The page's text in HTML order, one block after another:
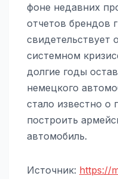
фоне недавних
отчетов брендов
свидетельствует
системном
долгие годы
немецкого
стало известно о
построить
автомобиль.
Источник: https://